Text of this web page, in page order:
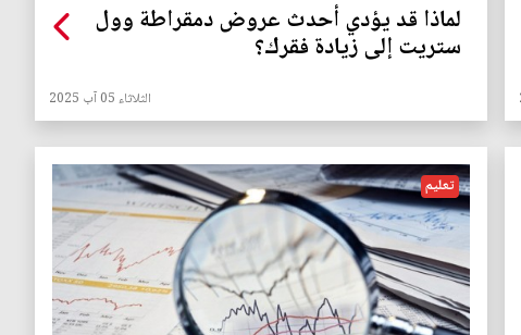
لماذا قد يؤدي أحدث عروض دمقراطة وول
ستريت إلى زيادة فقرك؟
الثلاثاء 05 آب 2025
تعليم